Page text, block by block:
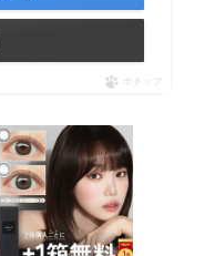
ポチップ